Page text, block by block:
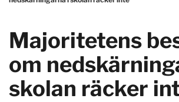
Majoritetens
om
skolan räcker